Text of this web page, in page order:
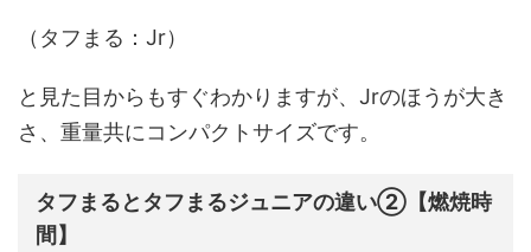
（タフまる：Jr）
と見た目からもすぐわかりますが、Jrのほうが大き
さ、重量共にコンパクトサイズです。
タフまるとタフまるジュニアの違い②【燃焼時
間】